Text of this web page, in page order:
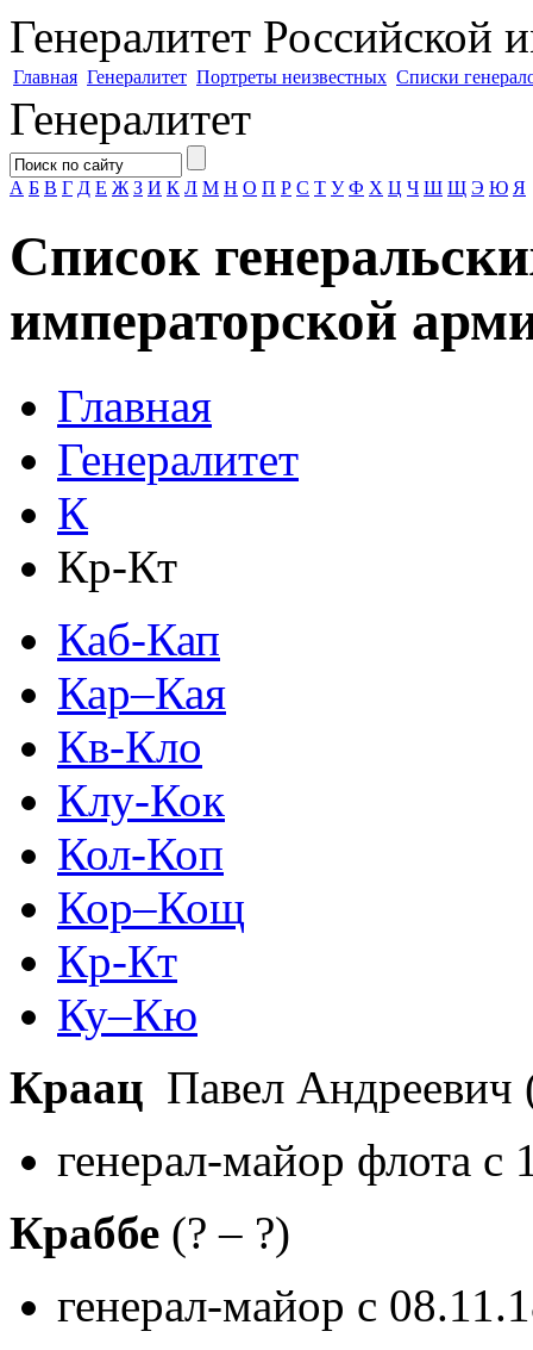
Генералитет Российской
Главная Генералитет Портреты неизвестных Списки
Генералитет
А Б В Г Д Е Ж З И К Л М Н О П Р С Т У Ф Х Ц Ч Ш Щ Э Ю Я
Список
императорской
Главная
Генералитет
К
Кр-Кт
Каб-Кап
Кар–Кая
Кв-Кло
Клу-Кок
Кол-Коп
Кор–Кощ
Кр-Кт
Ку–Кю
Краац Павел Андреевич
генерал-майор флота с
Краббе (? – ?)
генерал-майор с